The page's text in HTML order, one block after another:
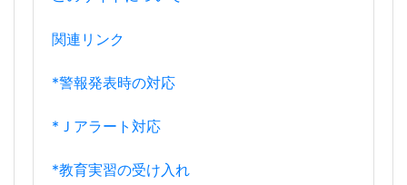
関連リンク
*警報発表時の対応
*Ｊアラート対応
*教育実習の受け入れ